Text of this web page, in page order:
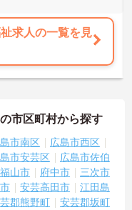
求人の一覧を見
市区町村から探す
市南区
広島市西区
市安芸区
広島市佐伯
福山市 府中市
三次市
安芸高田市
江田島
郡熊野町
安芸郡坂町